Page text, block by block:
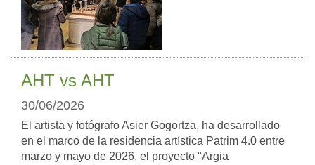
AHT vs AHT
30/06/2026
El artista y fotógrafo Asier Gogortza, ha desarrollado
en el marco de la residencia artística Patrim 4.0 entre
marzo y mayo de 2026, el proyecto "Argia